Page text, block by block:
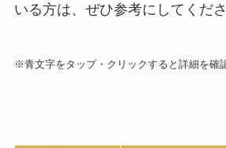
いる方は、ぜひ参考にしてくださ
※青文字をタップ・クリックすると詳細を確